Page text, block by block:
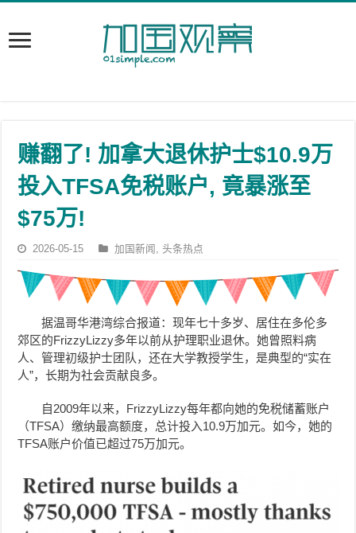
赚翻了! 加拿大退休护士$10.9万
投入TFSA免税账户, 竟暴涨至
$75万!
2026-05-15 加国新闻 ,头条热点
据温哥华港湾综合报道：现年七十多岁、居住在多伦多
郊区的FrizzyLizzy多年以前从护理职业退休。她曾照料病
人、管理初级护士团队，还在大学教授学生，是典型的“实在
人”，长期为社会贡献良多。
自2009年以来，FrizzyLizzy每年都向她的免税储蓄账户
（TFSA）缴纳最高额度，总计投入10.9万加元。如今，她的
TFSA账户价值已超过75万加元。